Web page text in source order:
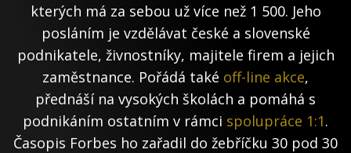
kterých má za sebou už více než 1 500. Jeho
posláním je vzdělávat české a slovenské
podnikatele, živnostníky, majitele firem a jejich
zaměstnance. Pořádá také off-line akce,
přednáší na vysokých školách a pomáhá s
podnikáním ostatním v rámci spolupráce 1:1.
Časopis Forbes ho zařadil do žebříčku 30 pod 30